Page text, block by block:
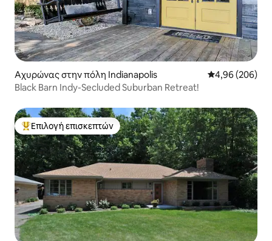
Αχυρώνας στην πόλη Indianapolis Μέση
4,96 (206)
Black Barn Indy-Secluded Suburban Retreat!
Κορυφαία επιλογή επισκεπτών
Επιλογή επισκεπτών